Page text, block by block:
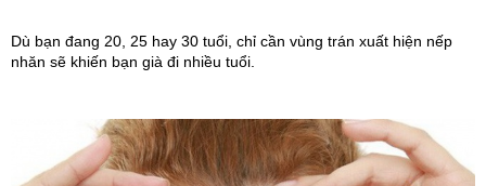
Dù bạn đang 20, 25 hay 30 tuổi, chỉ cần vùng trán xuất hiện nếp
nhăn sẽ khiến bạn già đi nhiều tuổi.